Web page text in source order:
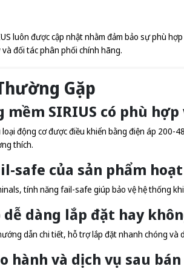
luôn được cập nhật nhằm đảm bảo sự phù
đối tác phân phối chính hãng.
Gặp
mềm SIRIUS có phù
động cơ được điều khiển bằng điện áp
thích.
safe của sản phẩm
tính năng fail-safe giúp bảo vệ hệ thống
dễ dàng lắp đặt hay
dẫn chi tiết, hỗ trợ lắp đặt nhanh chóng
hành và dịch vụ sau